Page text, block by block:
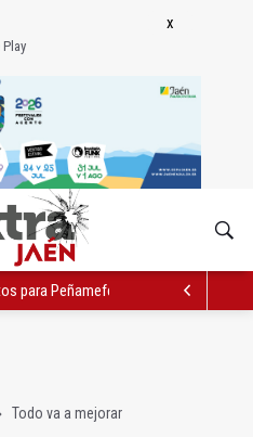
para Peñamefécit "guardados en el
Todo va a mejorar